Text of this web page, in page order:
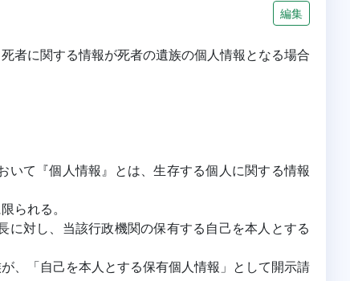
編集
者に関する情報が死者の遺族の個人情報となる場合
て『個人情報』とは、生存する個人に関する情報
られる。
対し、当該行政機関の保有する自己を本人とする
、「自己を本人とする保有個人情報」として開示請